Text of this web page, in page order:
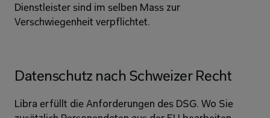
Dienstleister sind im selben Mass zur
Verschwiegenheit verpflichtet.
Datenschutz nach Schweizer Recht
Libra erfüllt die Anforderungen des DSG. Wo Sie